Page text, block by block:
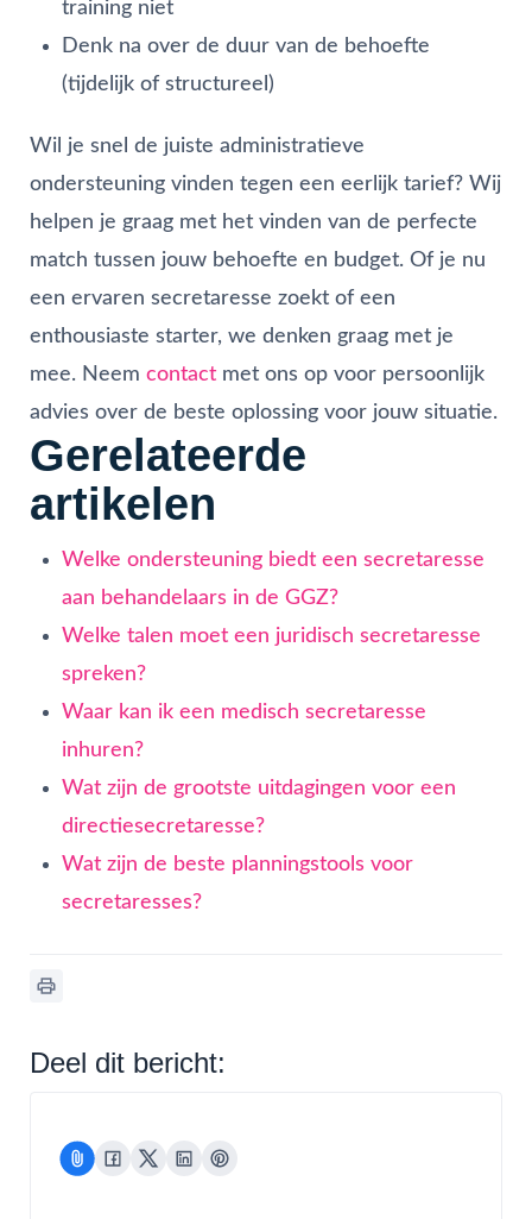
training niet
Denk na over de duur van de behoefte
(tijdelijk of structureel)
Wil je snel de juiste administratieve
ondersteuning vinden tegen een eerlijk tarief? Wij
helpen je graag met het vinden van de perfecte
match tussen jouw behoefte en budget. Of je nu
een ervaren secretaresse zoekt of een
enthousiaste starter, we denken graag met je
mee. Neem contact met ons op voor persoonlijk
advies over de beste oplossing voor jouw situatie.
Gerelateerde
artikelen
Welke ondersteuning biedt een secretaresse
aan behandelaars in de GGZ?
Welke talen moet een juridisch secretaresse
spreken?
Waar kan ik een medisch secretaresse
inhuren?
Wat zijn de grootste uitdagingen voor een
directiesecretaresse?
Wat zijn de beste planningstools voor
secretaresses?
Deel dit bericht: